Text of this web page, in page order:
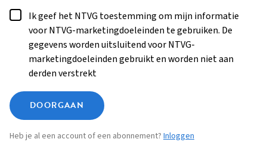
Ik geef het NTVG toestemming om mijn informatie
voor NTVG-marketingdoeleinden te gebruiken. De
gegevens worden uitsluitend voor NTVG-
marketingdoeleinden gebruikt en worden niet aan
derden verstrekt
DOORGAAN
Heb je al een account of een abonnement? Inloggen